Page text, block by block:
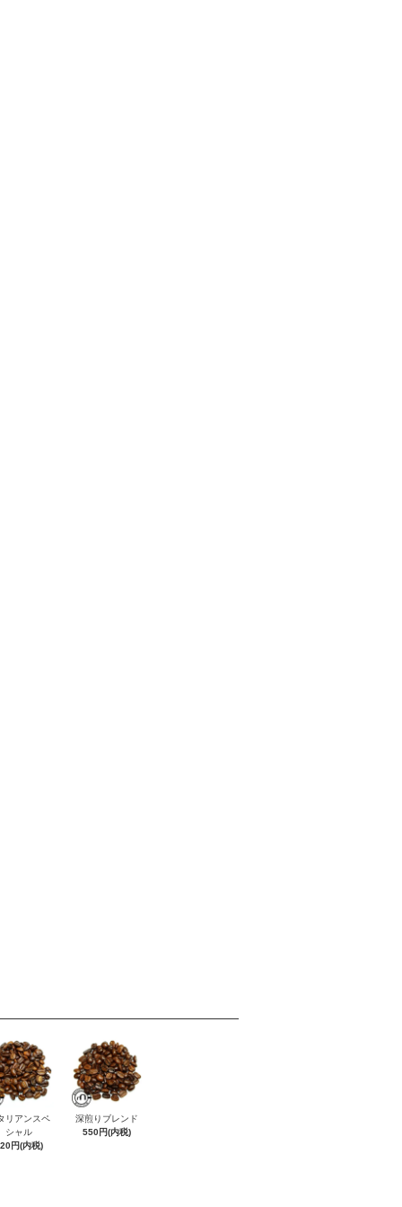
リアンスペ
シャル
円(内税)
深煎りブレンド
550円(内税)